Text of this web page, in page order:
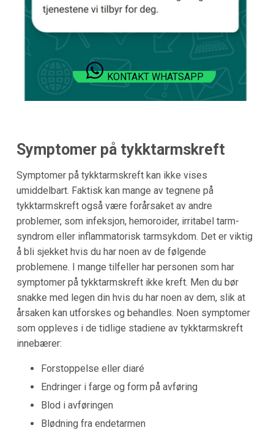
KONTAKT WHATSAPP
Symptomer på tykktarmskreft
Symptomer på tykktarmskreft kan ikke vises
umiddelbart. Faktisk kan mange av tegnene på
tykktarmskreft også være forårsaket av andre
problemer, som infeksjon, hemoroider, irritabel tarm-
syndrom eller inflammatorisk tarmsykdom. Det er viktig
å bli sjekket hvis du har noen av de følgende
problemene. I mange tilfeller har personen som har
symptomer på tykktarmskreft ikke kreft. Men du bør
snakke med legen din hvis du har noen av dem, slik at
årsaken kan utforskes og behandles. Noen symptomer
som oppleves i de tidlige stadiene av tykktarmskreft
innebærer:
Forstoppelse eller diaré
Endringer i farge og form på avføring
Blod i avføringen
Blødning fra endetarmen